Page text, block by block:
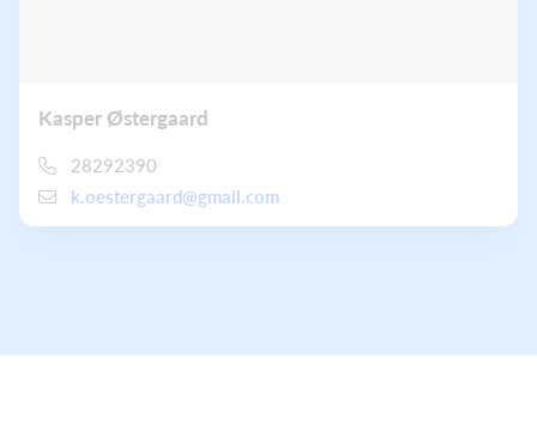
Kasper Østergaard
28292390
k.oestergaard@gmail.com